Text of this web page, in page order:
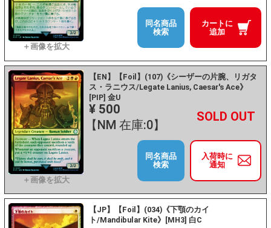
カートに
追加
同名商品
検索
【EN】【Foil】(107)《シーザーの片腕、リガタ
ス・ラニウス/Legate Lanius, Caesar's Ace》
[PIP] 金U
¥ 500
【NM 在庫:0】
－ +
入荷時に
通知
同名商品
検索
【JP】【Foil】(034)《下顎のカイ
ト/Mandibular Kite》[MH3] 白C